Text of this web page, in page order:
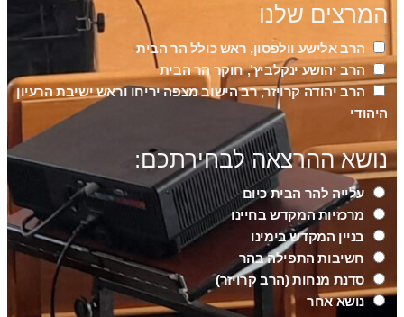
המרצים שלנו
הרב אלישע וולפסון, ראש כולל הר הבית
הרב יהושע ינקלביץ', חוקר הר הבית
הרב יהודה קרויזר, רב הישוב מצפה יריחו וראש ישיבת הרעיון
היהודי
נושא ההרצאה לבחירתכם:
עלייה להר הבית כיום
מרכזיות המקדש בחיינו
בניין המקדש בימינו
חשיבות התפילה בהר
סדנת מנחות (הרב קרויזר)
נושא אחר